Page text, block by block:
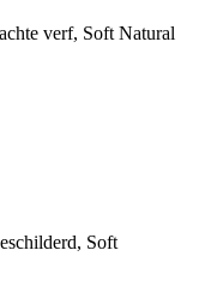
verf, Soft Natural
Soft